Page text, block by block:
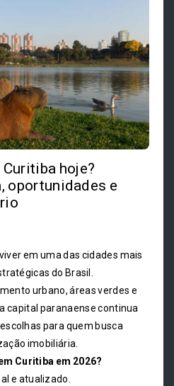
hoje?
oportunidades e
em uma das cidades mais
do Brasil.
urbano, áreas verdes e
capital paranaense continua
para quem busca
imobiliária.
Curitiba em 2026?
e atualizado.